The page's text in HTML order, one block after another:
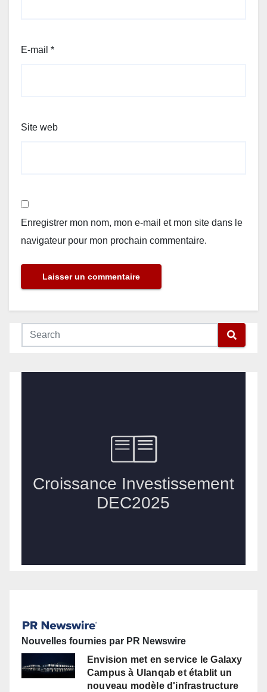
E-mail *
Site web
Enregistrer mon nom, mon e-mail et mon site dans le
navigateur pour mon prochain commentaire.
Nouvelles fournies par PR Newswire
Envision met en service le Galaxy
Campus à Ulanqab et établit un
nouveau modèle d'infrastructure